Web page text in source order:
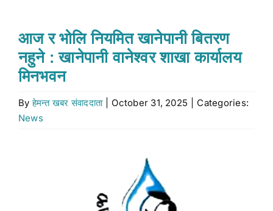
Stock market
Search
for:
आज र भोलि नियमित खानेपानी बितरण
नहुने : खानेपानी वानेश्वर शाखा कार्यालय
मिनभवन
Byहेमन्त खबर संवाददाता October 31, 2025
Categories:
News